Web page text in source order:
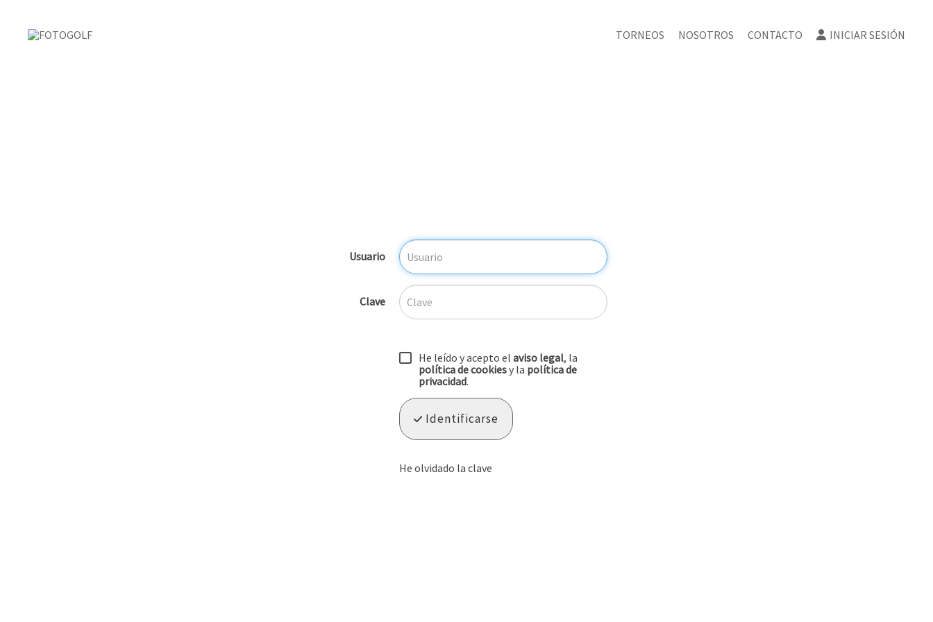
TORNEOS NOSOTROS CONTACTO INICIAR SESIÓN
Usuario
Clave
He leído y acepto el aviso legal, la
política de cookiesy la política de
privacidad.
Identificarse
He olvidado la clave